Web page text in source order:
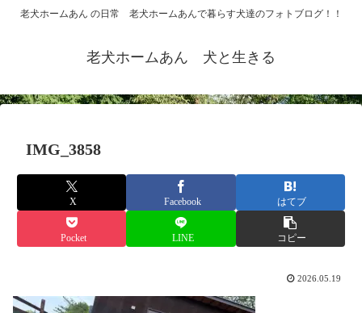
老犬ホームあん の日常 老犬ホームあんで暮らす犬達のフォトブログ！！
老犬ホームあん 犬と生きる
IMG_3858
X Facebook はてブ
Pocket LINE コピー
2026.05.19